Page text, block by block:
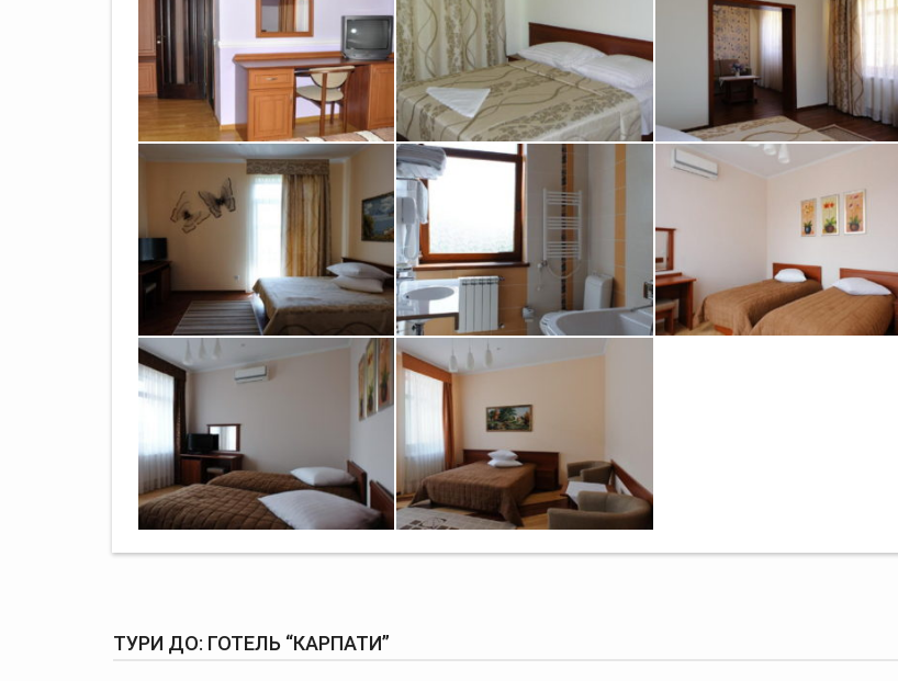
ТУРИ ДО: ГОТЕЛЬ “КАРПАТИ”